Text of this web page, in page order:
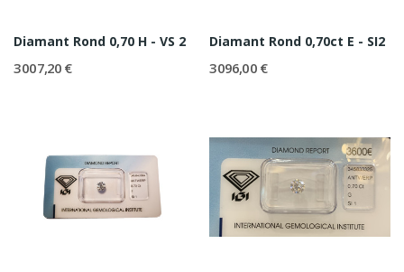
Diamant Rond 0,70 H - VS 2
3 007,20 €
Diamant Rond 0,70ct E - SI2
3 096,00 €